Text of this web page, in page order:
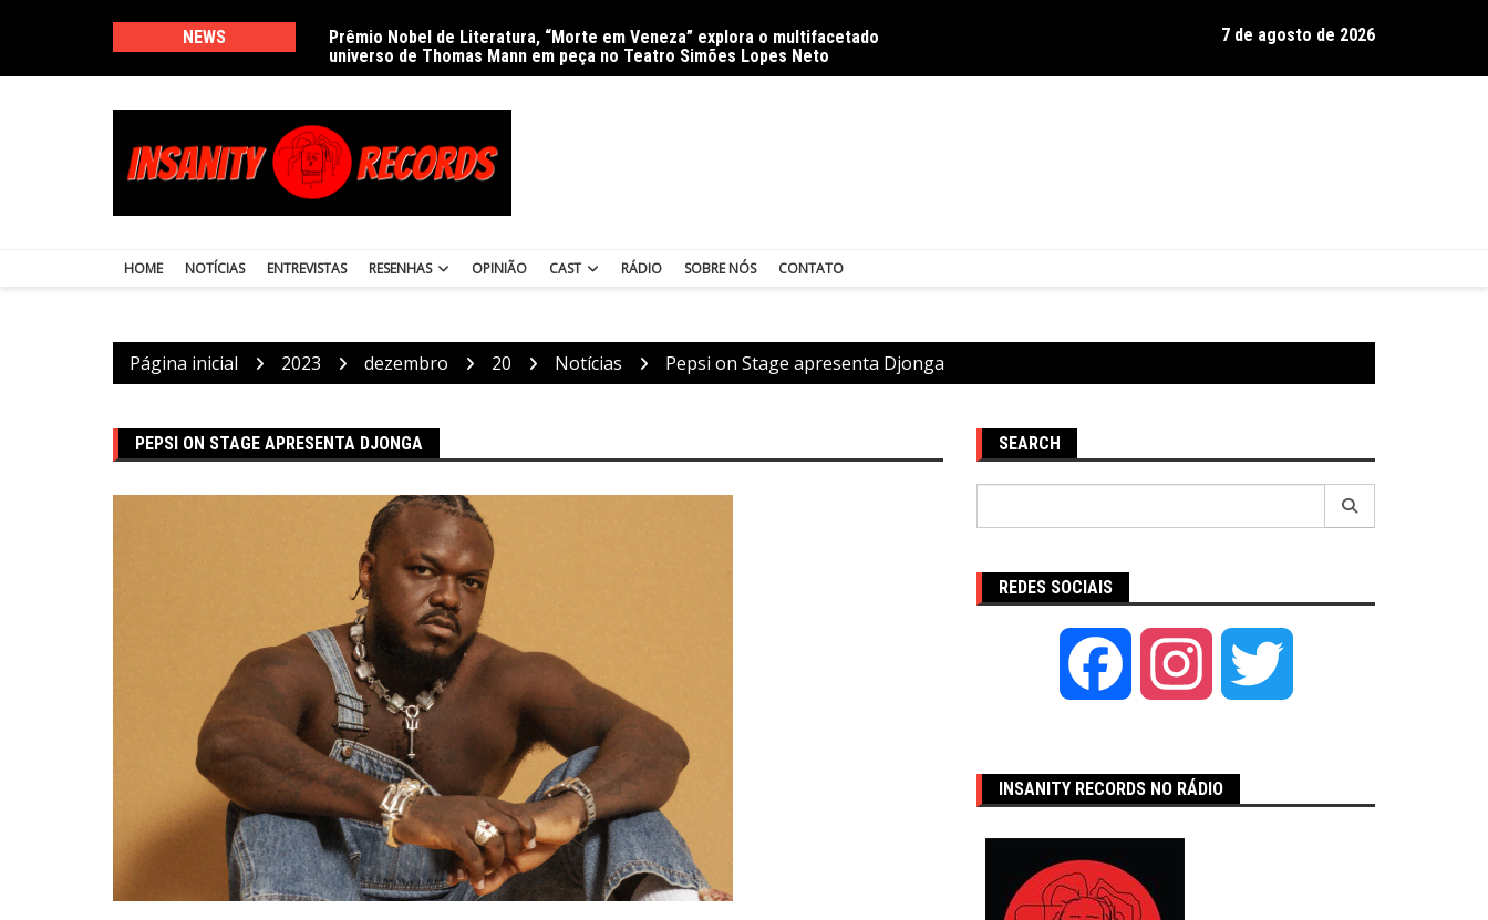
conteúdo
NEWS
Prêmio Nobel de Literatura, “Morte em Veneza” explora o multifacetado
universo de Thomas Mann em peça no Teatro Simões Lopes Neto
Delírios de Hamilton celebra 30 anos de estrada com show no Gravador
7 de agosto de 2026
HOME NOTÍCIAS ENTREVISTAS RESENHAS OPINIÃO CAST RÁDIO SOBRE NÓS CONTATO
Página inicial 2023 dezembro 20 Notícias Pepsi on Stage apresenta Djonga
PEPSI ON STAGE APRESENTA DJONGA SEARCH
REDES SOCIAIS
Facebook Instagram
INSANITY RECORDS NO RÁDIO